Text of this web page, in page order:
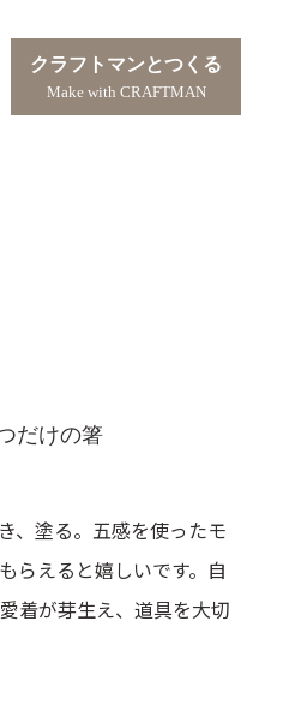
クラフトマンとつくる
Make with CRAFTMAN
だけの箸
、塗る。五感を使ったモ
らえると嬉しいです。自
着が芽生え、道具を大切